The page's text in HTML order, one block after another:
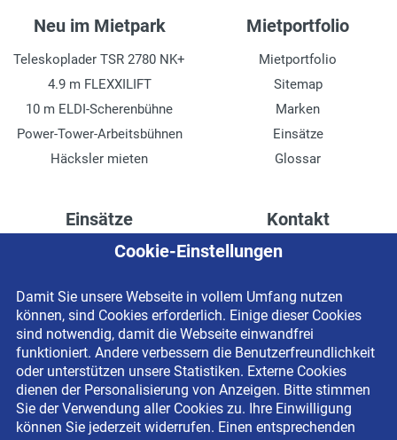
Neu im Mietpark
Teleskoplader TSR 2780 NK+
4.9 m FLEXXILIFT
10 m ELDI-Scherenbühne
Power-Tower-Arbeitsbühnen
Häcksler mieten
Mietportfolio
Mietportfolio
Sitemap
Marken
Einsätze
Glossar
Einsätze
Höhenzugang für
Drainage verlegen
Fassadenreinigung
Terrasse anlegen
Ladenbau
Kontakt
Kontaktformular
Impressum
Datenschutzerklärung
Newsletter-Anmeldung
Cookie-Einstellungen
Damit Sie unsere Webseite in vollem Umfang nutzen
können, sind Cookies erforderlich. Einige dieser Cookies
sind notwendig, damit die Webseite einwandfrei
funktioniert. Andere verbessern die Benutzerfreundlichkeit
oder unterstützen unsere Statistiken. Externe Cookies
dienen der Personalisierung von Anzeigen. Bitte stimmen
Sie der Verwendung aller Cookies zu. Ihre Einwilligung
können Sie jederzeit widerrufen. Einen entsprechenden